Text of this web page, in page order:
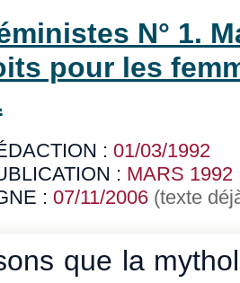
N° 1.
pour les
: 01/03/1992
: MARS 1992
: 07/11/2006(texte
que la